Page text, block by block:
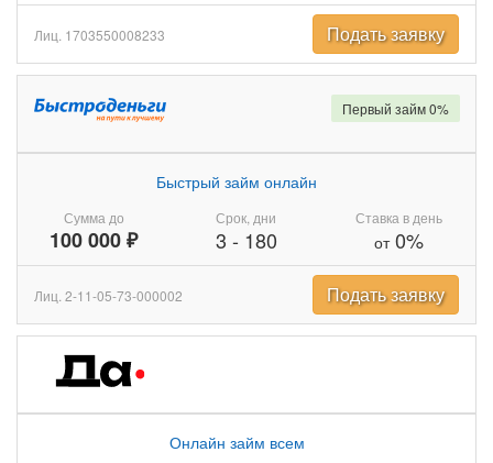
Лиц. 1703550008233 Подать заявку
Сумма до
100 000 ₽
Быстрый займ онлайн
Срок, дни
3 - 180
Ставка в день
от0%
Первый займ 0%
Лиц. 2-11-05-73-000002 Подать заявку
Онлайн займ всем